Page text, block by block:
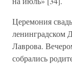
Церемония
ленинградском
Лаврова.
собрались